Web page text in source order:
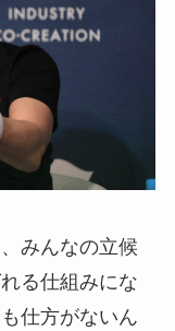
みんなの立候
る仕組みにな
仕方がないん